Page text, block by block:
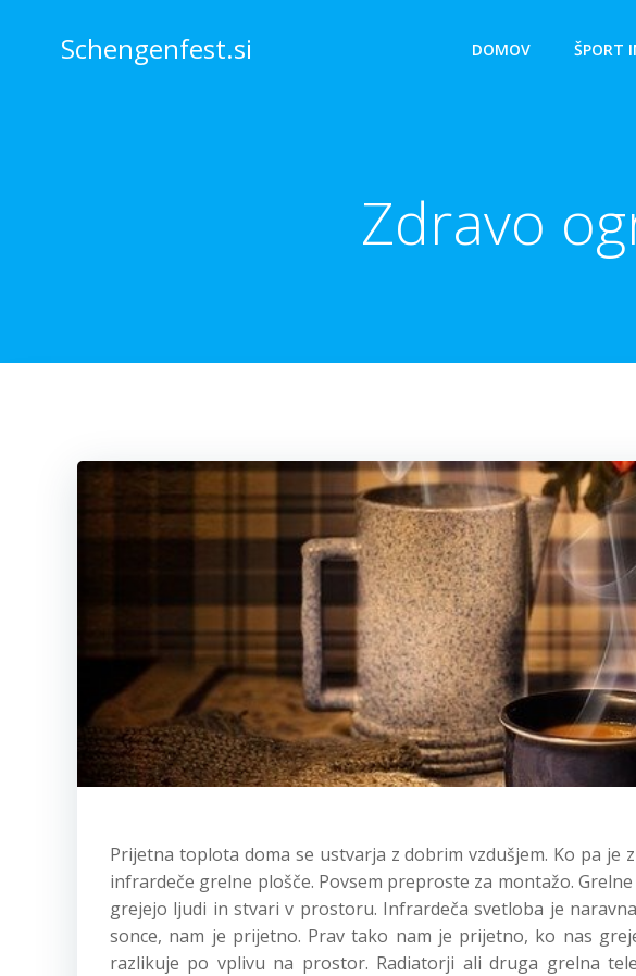
Schengenfest.si DOMOV ŠPORT
Zdravo
Prijetna toplota doma se ustvarja z dobrim vzdušjem. Ko pa je
infrardeče grelne plošče. Povsem preproste za montažo.
grejejo ljudi in stvari v prostoru. Infrardeča svetloba je
sonce, nam je prijetno. Prav tako nam je prijetno, ko nas
razlikuje po vplivu na prostor. Radiatorji ali druga grelna